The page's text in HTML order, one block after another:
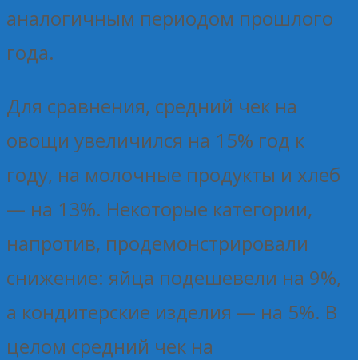
аналогичным периодом прошлого
года.
Для сравнения, средний чек на
овощи увеличился на 15% год к
году, на молочные продукты и хлеб
— на 13%. Некоторые категории,
напротив, продемонстрировали
снижение: яйца подешевели на 9%,
а кондитерские изделия — на 5%. В
целом средний чек на